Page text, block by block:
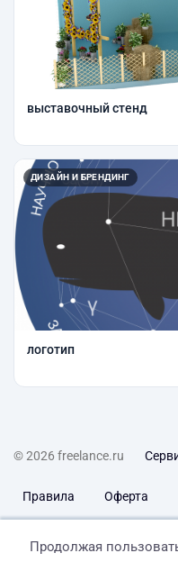
выставочный стенд
ДИЗАЙН И БРЕНДИНГ
логотип
© 2026 freelance.ru
Правила Оферта
Продолжая